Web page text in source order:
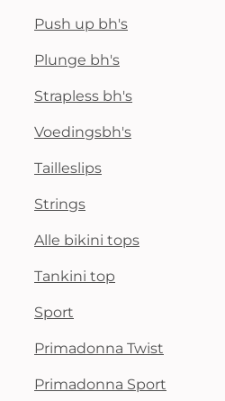
Push up bh's
Plunge bh's
Strapless bh's
Voedingsbh's
Tailleslips
Strings
Alle bikini tops
Tankini top
Sport
Primadonna Twist
Primadonna Sport